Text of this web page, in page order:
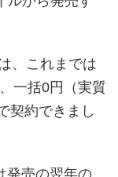
、これまでは
一括0円（実質
契約できまし
発売の翌年の